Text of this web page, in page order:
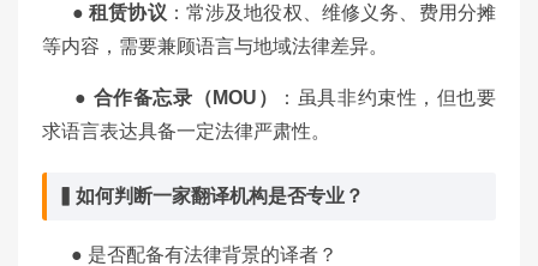
●租赁协议 ：常涉及地役权、维修义务、费用分摊
等内容，需要兼顾语言与地域法律差异。
● 合作备忘录（MOU）
：虽具非约束性，但也要
求语言表达具备一定法律严肃性。
▍如何判断一家翻译机构是否专业？
● 是否配备有法律背景的译者？